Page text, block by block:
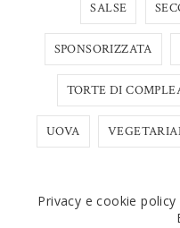
SALSE
SPONSORIZZATA
TORTE DI
UOVA
Privacy e cookie policy